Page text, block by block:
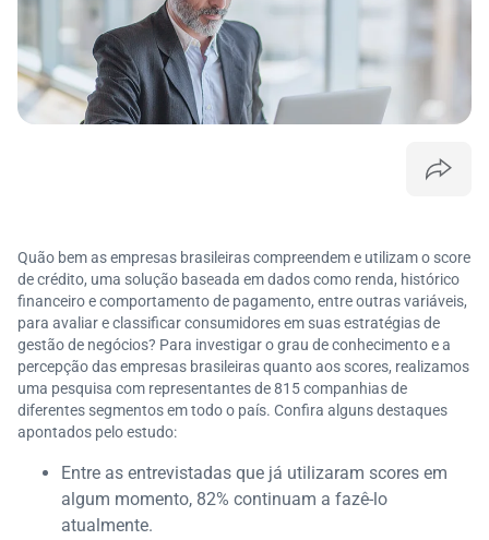
Quão bem as empresas brasileiras compreendem e utilizam o score
de crédito, uma solução baseada em dados como renda, histórico
financeiro e comportamento de pagamento, entre outras variáveis,
para avaliar e classificar consumidores em suas estratégias de
gestão de negócios? Para investigar o grau de conhecimento e a
percepção das empresas brasileiras quanto aos scores, realizamos
uma pesquisa com representantes de 815 companhias de
diferentes segmentos em todo o país. Confira alguns destaques
apontados pelo estudo:
Entre as entrevistadas que já utilizaram scores em
algum momento, 82% continuam a fazê-lo
atualmente.